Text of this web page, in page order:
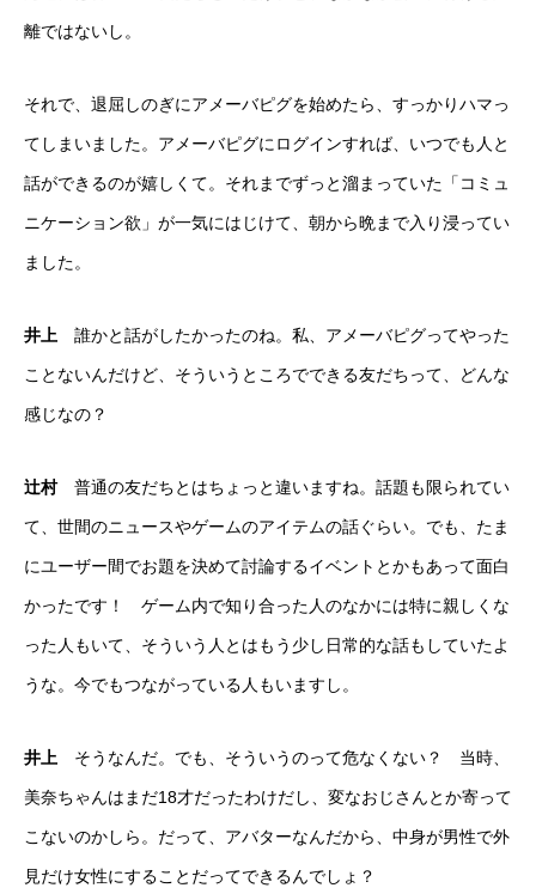
離ではないし。
それで、退屈しのぎにアメーバピグを始めたら、すっかりハマっ
てしまいました。アメーバピグにログインすれば、いつでも人と
話ができるのが嬉しくて。それまでずっと溜まっていた「コミュ
ニケーション欲」が一気にはじけて、朝から晩まで入り浸ってい
ました。
井上 誰かと話がしたかったのね。私、アメーバピグってやった
ことないんだけど、そういうところでできる友だちって、どんな
感じなの？
辻村普通の友だちとはちょっと違いますね。話題も限られてい
て、世間のニュースやゲームのアイテムの話ぐらい。でも、たま
にユーザー間でお題を決めて討論するイベントとかもあって面白
かったです！ ゲーム内で知り合った人のなかには特に親しくな
った人もいて、そういう人とはもう少し日常的な話もしていたよ
うな。今でもつながっている人もいますし。
井上 そうなんだ。でも、そういうのって危なくない？ 当時、
美奈ちゃんはまだ18才だったわけだし、変なおじさんとか寄って
こないのかしら。だって、アバターなんだから、中身が男性で外
見だけ女性にすることだってできるんでしょ？